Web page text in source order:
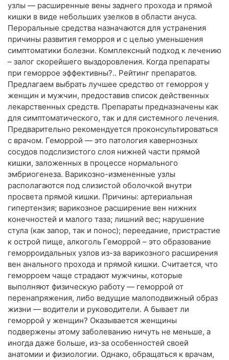
узлы — расширенные вены заднего прохода и прямой
кишки в виде небольших узелков в области ануса.
Пероральные средства назначаются для устранения
причины развития геморроя и с целью уменьшения
симптоматики болезни. Комплексный подход к лечению
– залог скорейшего выздоровления. Когда препараты
при геморрое эффективны?.. Рейтинг препаратов.
Предлагаем выбрать лучшее средство от геморроя у
женщин и мужчин, предоставив список действенных
лекарственных средств. Препараты предназначены как
для симптоматического, так и для системного лечения.
Предварительно рекомендуется проконсультироваться
с врачом. Геморрой — это патология кавернозных
сосудов подслизистого слоя нижней части прямой
кишки, заложенных в процессе нормального
эмбриогенеза. Варикозно-измененные узлы
располагаются под слизистой оболочкой внутри
просвета прямой кишки. Причины: артериальная
гипертензия; варикозное расширение вен нижних
конечностей и малого таза; лишний вес; нарушение
стула (как запор, так и понос); переедание, пристрастие
к острой пище, алкоголь Геморрой – это образование
геморроидальных узлов из-за варикозного расширения
вен анального прохода и прямой кишки. Считается, что
геморроем чаще страдают мужчины, которые
выполняют физическую работу — геморрой от
перенапряжения, либо ведущие малоподвижный образ
жизни — водители и руководители. А бывает ли
геморрой у женщин? Оказывается женщины
подвержены этому заболеванию ничуть не меньше, а
иногда даже больше, из-за особенностей своей
анатомии и физиологии. Однако, обращаться к врачам,